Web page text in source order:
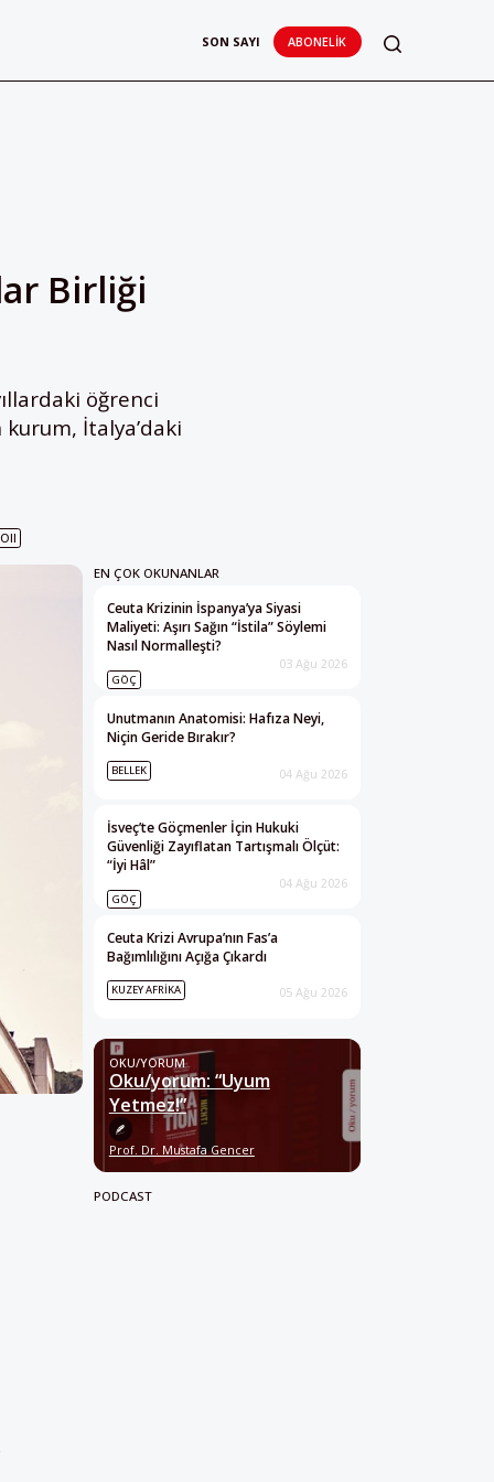
SON SAYI ABONELIK
Birliği
öğrenci
İtalya’daki
EN ÇOK OKUNANLAR
Ceuta Krizinin İspanya’ya Siyasi
Maliyeti: Aşırı Sağın “İstila” Söylemi
Nasıl Normalleşti?
GÖÇ
03 Ağu 2026
Unutmanın Anatomisi: Hafıza Neyi,
Niçin Geride Bırakır?
BELLEK 04 Ağu 2026
İsveç’te Göçmenler İçin Hukuki
Güvenliği Zayıflatan Tartışmalı Ölçüt:
“İyi Hâl”
GÖÇ
04 Ağu 2026
Ceuta Krizi Avrupa’nın Fas’a
Bağımlılığını Açığa Çıkardı
KUZEY AFRIKA 05 Ağu 2026
OKU/YORUM
Oku/yorum: “Uyum
Yetmez!”
Prof. Dr. Mustafa Gencer
PODCAST